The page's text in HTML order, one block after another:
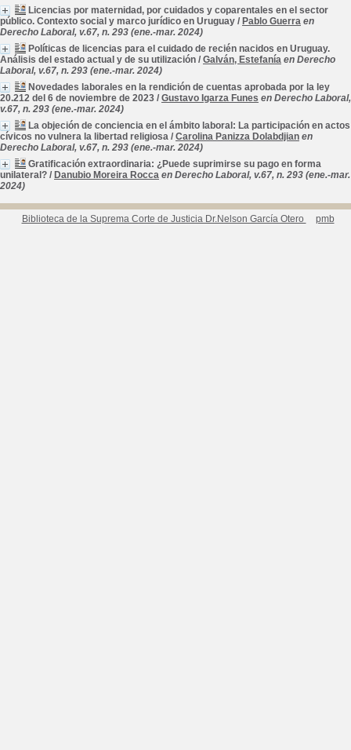
Licencias por maternidad, por cuidados y coparentales en el sector
público. Contexto social y marco jurídico en Uruguay / Pablo Guerra en
Derecho Laboral, v.67, n. 293 (ene.-mar. 2024)
Políticas de licencias para el cuidado de recién nacidos en Uruguay.
Análisis del estado actual y de su utilización / Galván, Estefanía en Derecho
Laboral, v.67, n. 293 (ene.-mar. 2024)
Novedades laborales en la rendición de cuentas aprobada por la ley
20.212 del 6 de noviembre de 2023 / Gustavo Igarza Funes en Derecho Laboral,
v.67, n. 293 (ene.-mar. 2024)
La objeción de conciencia en el ámbito laboral: La participación en actos
cívicos no vulnera la libertad religiosa / Carolina Panizza Dolabdjian en
Derecho Laboral, v.67, n. 293 (ene.-mar. 2024)
Gratificación extraordinaria: ¿Puede suprimirse su pago en forma
unilateral? / Danubio Moreira Rocca en Derecho Laboral, v.67, n. 293 (ene.-mar.
2024)
Biblioteca de la Suprema Corte de Justicia Dr.Nelson García Otero pmb